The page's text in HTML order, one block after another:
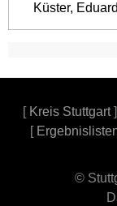
Küster, Eduard
[ Kreis Stuttgart
[
©